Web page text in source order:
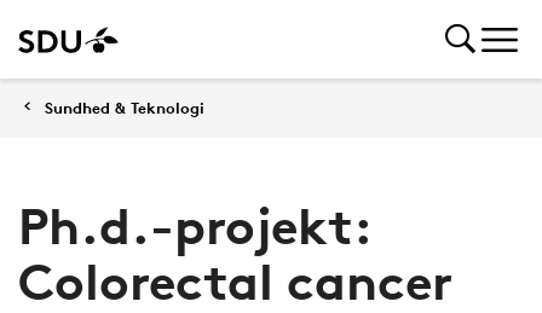
Sundhed & Teknologi
Ph.d.-projekt:
Colorectal cancer